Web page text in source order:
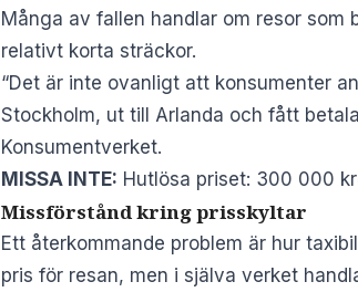
Många av fallen handlar om resor
relativt korta sträckor.
“Det är inte ovanligt att konsumenter
Stockholm, ut till Arlanda och fått
Konsumentverket.
MISSA INTE: Hutlösa priset: 300 000
Missförstånd kring prisskyltar
Ett återkommande problem är hur
pris för resan, men i själva verket